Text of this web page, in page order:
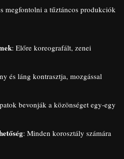
megfontolni a tűztáncos produkciók
: Előre koreografált, zenei
és láng kontrasztja, mozgással
bevonják a közönséget egy-egy
: Minden korosztály számára